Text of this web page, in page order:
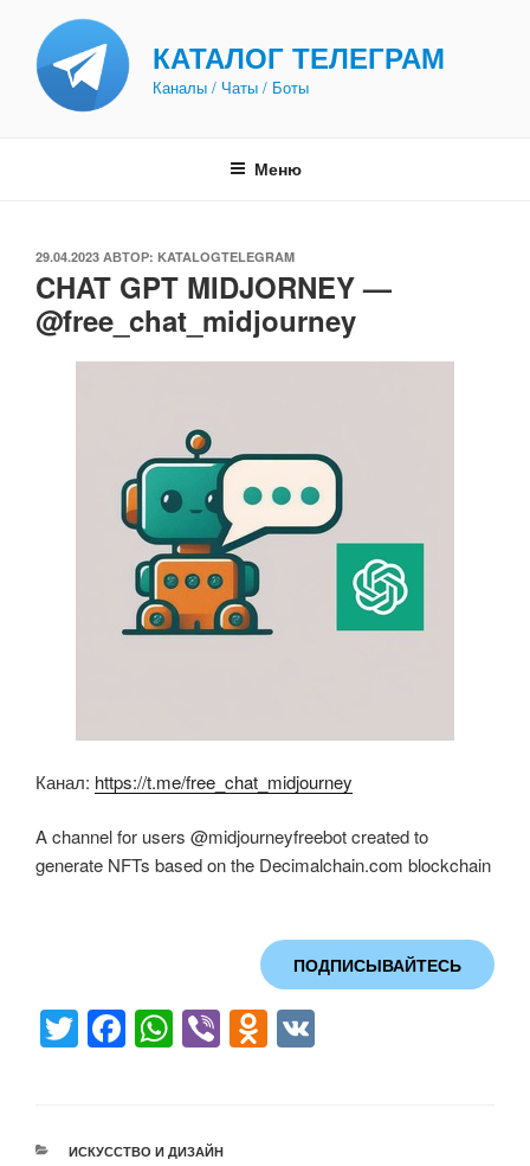
содержимому
КАТАЛОГ ТЕЛЕГРАМ
Каналы / Чаты / Боты
Меню
ОПУБЛИКОВАНО
29.04.2023 АВТОР: KATALOGTELEGRAM
CHAT GPT MIDJORNEY —
@free_chat_midjourney
Канал: https://t.me/free_chat_midjourney
A channel for users @midjourneyfreebot created to
generate NFTs based on the Decimalchain.com blockchain
ПОДПИСЫВАЙТЕСЬ
T
er
F
e
W
s
Vi O
РУБРИКИ
ИСКУССТВО И ДИЗАЙН